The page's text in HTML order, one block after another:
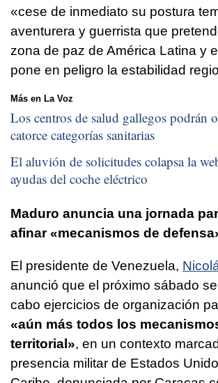
«cese de inmediato su postura
aventurera y guerrista que
zona de paz de América Latina y
pone en peligro la estabilidad
Más en La Voz
Los centros de salud gallegos podrán
catorce categorías sanitarias
El aluvión de solicitudes colapsa la
ayudas del coche eléctrico
Maduro anuncia una jornada
afinar «mecanismos de
El presidente de Venezuela,
anunció que el próximo sábado
cabo ejercicios de organización
«aún más todos los
territorial», en un contexto
presencia militar de Estados